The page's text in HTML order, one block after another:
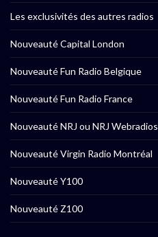
Les exclusivités des autres radios
Nouveauté Capital London
Nouveauté Fun Radio Belgique
Nouveauté Fun Radio France
Nouveauté NRJ ou NRJ Webradios
Nouveauté Virgin Radio Montréal
Nouveauté Y100
Nouveauté Z100